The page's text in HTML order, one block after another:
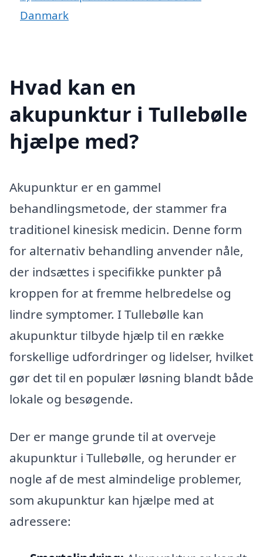
Danmark
Hvad kan en
akupunktur i Tullebølle
hjælpe med?
Akupunktur er en gammel
behandlingsmetode, der stammer fra
traditionel kinesisk medicin. Denne form
for alternativ behandling anvender nåle,
der indsættes i specifikke punkter på
kroppen for at fremme helbredelse og
lindre symptomer. I Tullebølle kan
akupunktur tilbyde hjælp til en række
forskellige udfordringer og lidelser, hvilket
gør det til en populær løsning blandt både
lokale og besøgende.
Der er mange grunde til at overveje
akupunktur i Tullebølle, og herunder er
nogle af de mest almindelige problemer,
som akupunktur kan hjælpe med at
adressere: